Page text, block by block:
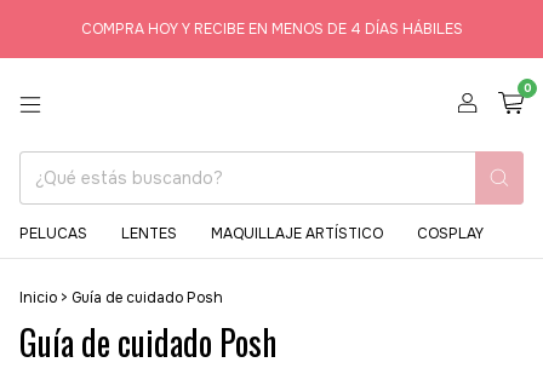
COMPRA HOY Y RECIBE EN MENOS DE 4 DÍAS HÁBILES
0
PELUCAS LENTES MAQUILLAJE ARTÍSTICO COSPLAY
Inicio > Guía de cuidado Posh
Guía de cuidado Posh